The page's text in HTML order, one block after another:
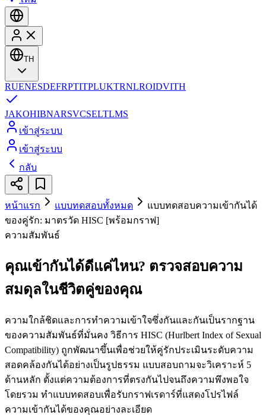
TH
RUENESDEFRPTITPLUKTRNLROIDVITH
JAKOHIBNARSVCSELTLMS
เข้าสู่ระบบ
เข้าสู่ระบบ
กลับ
หน้าแรก แบบทดสอบทั้งหมด
แบบทดสอบความเข้ากันได้
ของคู่รัก: มาตรวัด HISC [พร้อมกราฟ]
ความสัมพันธ์
คุณเข้ากันได้ดีแค่ไหน? ตรวจสอบความ
สมดุลในชีวิตคู่ของคุณ
ความใกล้ชิดและการทำความเข้าใจซึ่งกันและกันเป็นรากฐาน
ของความสัมพันธ์ที่มั่นคง วิธีการ HISC (Hurlbert Index of Sexual
Compatibility) ถูกพัฒนาขึ้นเพื่อช่วยให้คู่รักประเมินระดับความ
สอดคล้องกันได้อย่างเป็นรูปธรรม แบบสอบถามจะวิเคราะห์ 5
ด้านหลัก ตั้งแต่ความต้องการที่ตรงกันไปจนถึงความพึงพอใจ
โดยรวม ทำแบบทดสอบเพื่อรับกราฟเรดาร์ที่แสดงโปรไฟล์
ความเข้ากันได้ของคุณอย่างละเอียด